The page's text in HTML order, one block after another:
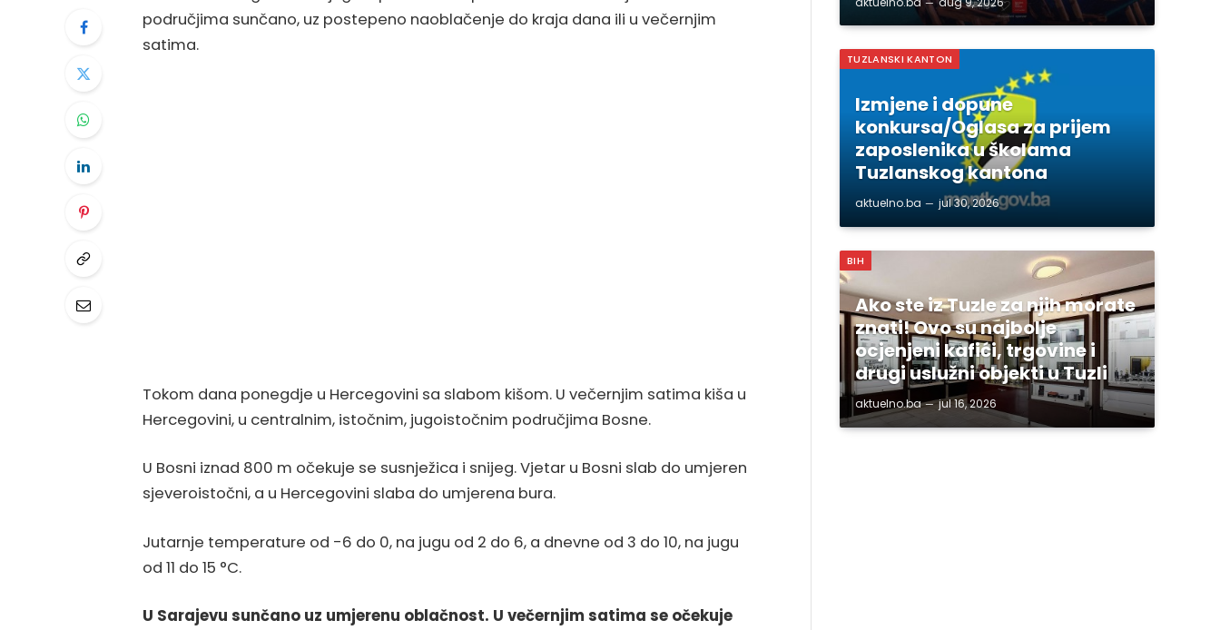
područjima sunčano, uz postepeno naoblačenje do kraja dana ili u večernjim
satima.
Tokom dana ponegdje u Hercegovini sa slabom kišom. U večernjim satima kiša u
Hercegovini, u centralnim, istočnim, jugoistočnim područjima Bosne.
U Bosni iznad 800 m očekuje se susnježica i snijeg. Vjetar u Bosni slab do umjeren
sjeveroistočni, a u Hercegovini slaba do umjerena bura.
Jutarnje temperature od -6 do 0, na jugu od 2 do 6, a dnevne od 3 do 10, na jugu
od 11 do 15 °C.
U Sarajevu sunčano uz umjerenu oblačnost. U večernjim satima se očekuje
TUZLANSKI KANTON
Izmjene i dopune
konkursa/Oglasa za prijem
zaposlenika u školama
Tuzlanskog kantona
aktuelno.ba jul 30, 2026
BIH
Ako ste iz Tuzle za njih morate
znati! Ovo su najbolje
ocjenjeni kafići, trgovine i
drugi uslužni objekti u Tuzli
aktuelno.ba jul 16, 2026